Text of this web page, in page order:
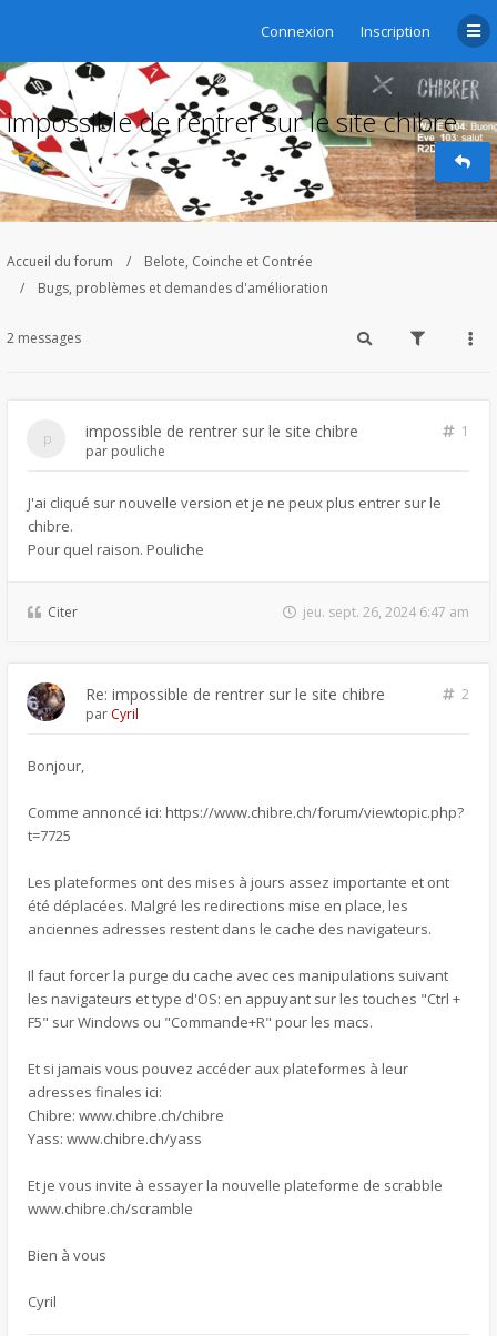
Connexion Inscription
impossible de rentrer sur le site chibre
Accueil du forum
Belote, Coinche et Contrée
Bugs, problèmes et demandes d'amélioration
2 messages
impossible de rentrer sur le site chibre
1
par pouliche
J'ai cliqué sur nouvelle version et je ne peux plus entrer sur le
chibre.
Pour quel raison. Pouliche
Citer jeu. sept. 26, 2024 6:47 am
Re: impossible de rentrer sur le site chibre
2
par Cyril
Bonjour,
Comme annoncé ici: https://www.chibre.ch/forum/viewtopic.php?
t=7725
Les plateformes ont des mises à jours assez importante et ont
été déplacées. Malgré les redirections mise en place, les
anciennes adresses restent dans le cache des navigateurs.
Il faut forcer la purge du cache avec ces manipulations suivant
les navigateurs et type d'OS: en appuyant sur les touches "Ctrl +
F5" sur Windows ou "Commande+R" pour les macs.
Et si jamais vous pouvez accéder aux plateformes à leur
adresses finales ici:
Chibre: www.chibre.ch/chibre
Yass: www.chibre.ch/yass
Et je vous invite à essayer la nouvelle plateforme de scrabble
www.chibre.ch/scramble
Bien à vous
Cyril